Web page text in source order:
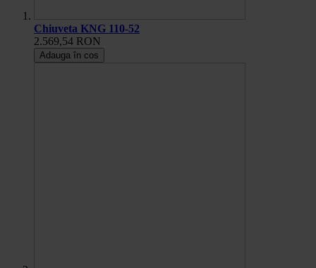
Chiuveta KNG 110-52
2.569,54 RON
Adauga în cos